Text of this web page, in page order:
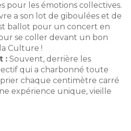
pour les émotions collectives.
a son lot de giboulées et de
ballot pour un concert en
se coller devant un bon
Culture !
: Souvent, derrière les
qui a charbonné toute
chaque centimètre carré
expérience unique, vieille